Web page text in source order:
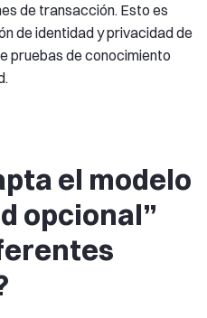
de transacción. Esto es
de identidad y privacidad de
pruebas de conocimiento
el modelo
opcional”